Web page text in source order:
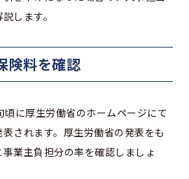
します。
険料を確認
に厚生労働省のホームページにて
されます。厚生労働省の発表をも
業主負担分の率を確認しましょ